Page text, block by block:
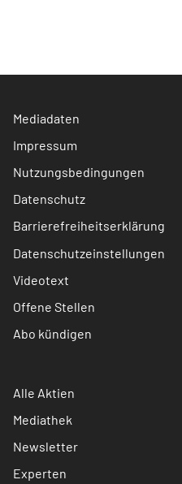
Mediadaten
Impressum
Nutzungsbedingungen
Datenschutz
Barrierefreiheitserklärung
Datenschutzeinstellungen
Videotext
Offene Stellen
Abo kündigen
Alle Aktien
Mediathek
Newsletter
Experten